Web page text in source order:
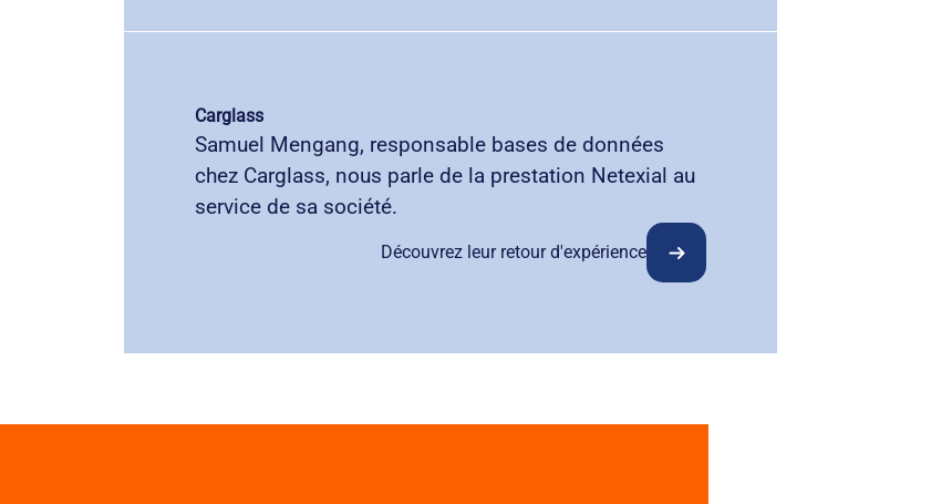
Carglass
Samuel Mengang, responsable bases de données
chez Carglass, nous parle de la prestation Netexial au
service de sa société.
Découvrez leur retour d'expérience